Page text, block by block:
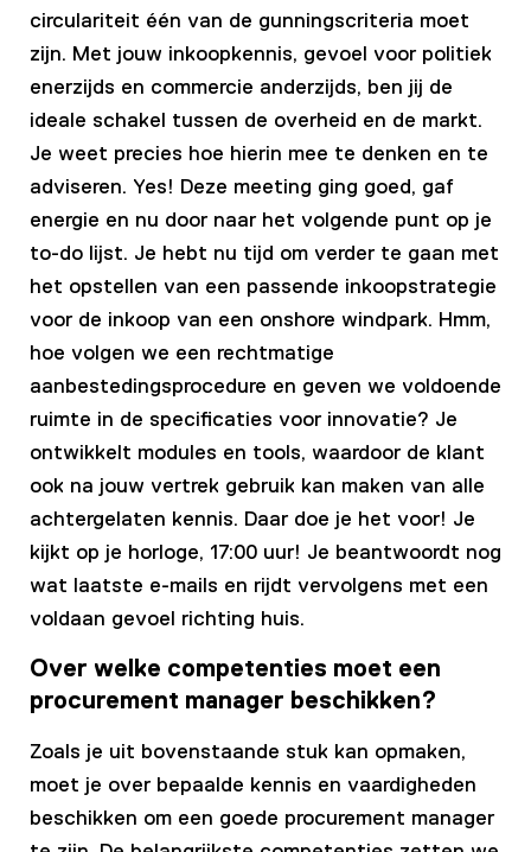
circulariteit één van de gunningscriteria moet
zijn. Met jouw inkoopkennis, gevoel voor politiek
enerzijds en commercie anderzijds, ben jij de
ideale schakel tussen de overheid en de markt.
Je weet precies hoe hierin mee te denken en te
adviseren. Yes! Deze meeting ging goed, gaf
energie en nu door naar het volgende punt op je
to-do lijst. Je hebt nu tijd om verder te gaan met
het opstellen van een passende inkoopstrategie
voor de inkoop van een onshore windpark. Hmm,
hoe volgen we een rechtmatige
aanbestedingsprocedure en geven we voldoende
ruimte in de specificaties voor innovatie? Je
ontwikkelt modules en tools, waardoor de klant
ook na jouw vertrek gebruik kan maken van alle
achtergelaten kennis. Daar doe je het voor! Je
kijkt op je horloge, 17:00 uur! Je beantwoordt nog
wat laatste e-mails en rijdt vervolgens met een
voldaan gevoel richting huis.
Over welke competenties moet een
procurement manager beschikken?
Zoals je uit bovenstaande stuk kan opmaken,
moet je over bepaalde kennis en vaardigheden
beschikken om een goede procurement manager